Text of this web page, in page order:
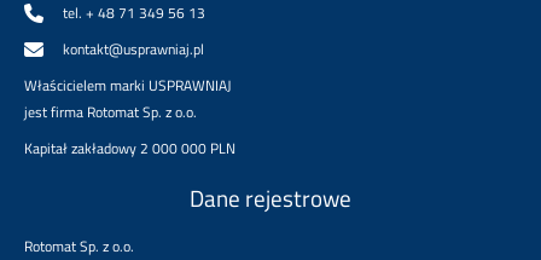
tel. + 48 71 349 56 13
kontakt@usprawniaj.pl
Właścicielem marki USPRAWNIAJ
jest firma Rotomat Sp. z o.o.
Kapitał zakładowy 2 000 000 PLN
Dane rejestrowe
Rotomat Sp. z o.o.